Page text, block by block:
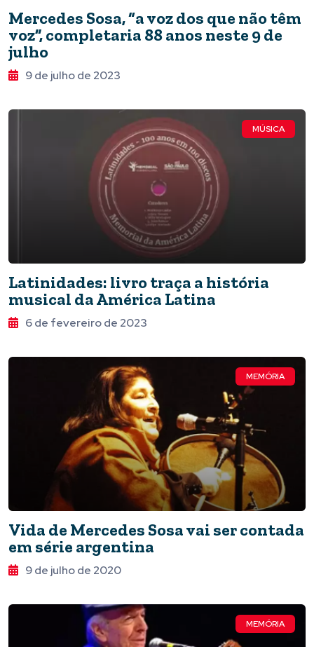
Mercedes Sosa, “a voz dos que não têm
voz”, completaria 88 anos neste 9 de
julho
9 de julho de 2023
MÚSICA
Latinidades: livro traça a história
musical da América Latina
6 de fevereiro de 2023
MEMÓRIA
Vida de Mercedes Sosa vai ser contada
em série argentina
9 de julho de 2020
MEMÓRIA